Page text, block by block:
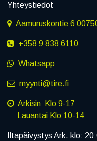
Yhteystiedot
Aamuruskontie 6
+358 9 838 6110
Whatsapp
myynti@tire.fi
Arkisin Klo 9-17
Lauantai Klo 10-14
Iltapäivystys Ark. klo: